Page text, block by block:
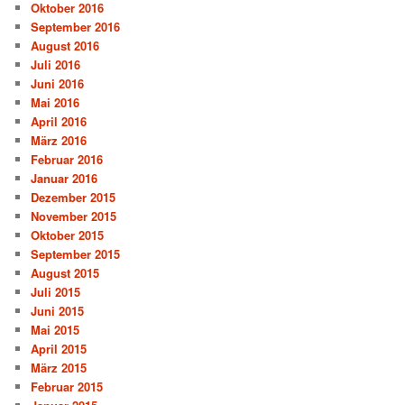
Oktober 2016
September 2016
August 2016
Juli 2016
Juni 2016
Mai 2016
April 2016
März 2016
Februar 2016
Januar 2016
Dezember 2015
November 2015
Oktober 2015
September 2015
August 2015
Juli 2015
Juni 2015
Mai 2015
April 2015
März 2015
Februar 2015